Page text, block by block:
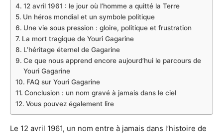
12 avril 1961 : le jour où l’homme a quitté la Terre
Un héros mondial et un symbole politique
Une vie sous pression : gloire, politique et frustration
La mort tragique de Youri Gagarine
L’héritage éternel de Gagarine
Ce que nous apprend encore aujourd’hui le parcours de
Youri Gagarine
FAQ sur Youri Gagarine
Conclusion : un nom gravé à jamais dans le ciel
Vous pouvez également lire
Le 12 avril 1961, un nom entre à jamais dans l’histoire de